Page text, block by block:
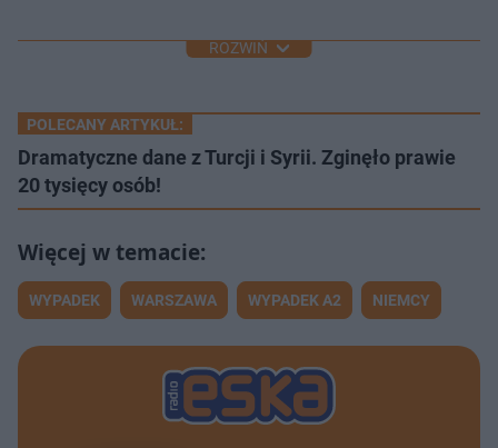
ROZWIŃ
POLECANY ARTYKUŁ:
Dramatyczne dane z Turcji i Syrii. Zginęło prawie
20 tysięcy osób!
WYPADEK WARSZAWA WYPADEK A2 NIEMCY